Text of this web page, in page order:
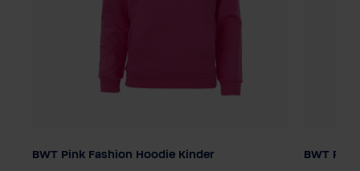
Kindergröße
BWT Pink Fashion Hoodie Kinder BWT